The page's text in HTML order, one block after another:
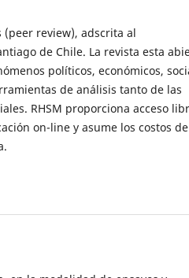
review), adscrita al
de Chile. La revista esta
políticos, económicos,
de análisis tanto de las
RHSM proporciona acceso
on-line y asume los costos de